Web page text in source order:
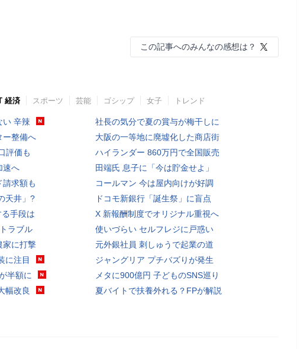
この記事へのみんなの感想は？
経済 スポーツ 芸能 ゴシップ 女子 トレンド
い 辛辣
ー整備へ
評価も
速へ
求額も
天井」?
手段は
ラブル
家に打撃
に注目
半額に
幅改良
社長の気分で夏の賞与が梅干しに
大阪の一等地に廃墟化した商店街
ハイランダー 860万円で全国販売
田端氏 息子に「今は貯金せよ」
コールマン 今は屋内向けが好調
ドコモ新銀行「誕生祭」に盲点
X 新報酬制度でオリジナル重視へ
使いづらい セルフレジに戸惑い
元外銀社員 刺しゅうで起業の道
ジャングリア プチバズりが発生
メタに900億円 子どものSNS巡り
夏バイトで扶養外れる？FPが解説